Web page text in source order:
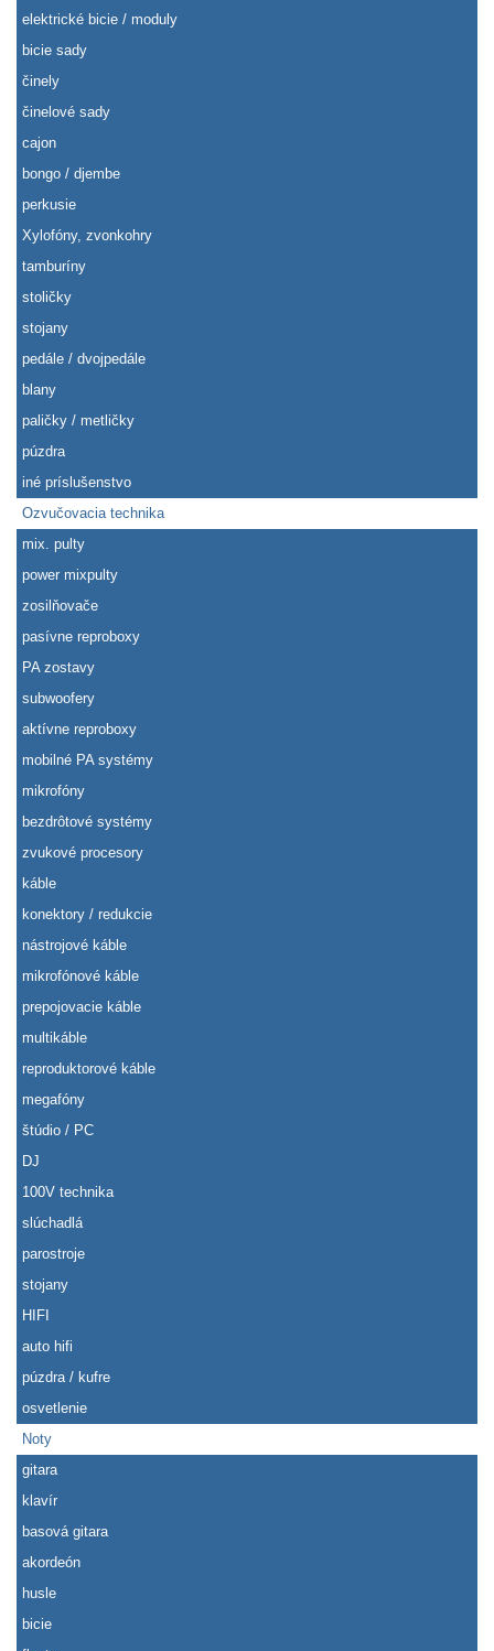
elektrické bicie / moduly
bicie sady
činely
činelové sady
cajon
bongo / djembe
perkusie
Xylofóny, zvonkohry
tamburíny
stoličky
stojany
pedále / dvojpedále
blany
paličky / metličky
púzdra
iné príslušenstvo
Ozvučovacia technika
mix. pulty
power mixpulty
zosilňovače
pasívne reproboxy
PA zostavy
subwoofery
aktívne reproboxy
mobilné PA systémy
mikrofóny
bezdrôtové systémy
zvukové procesory
káble
konektory / redukcie
nástrojové káble
mikrofónové káble
prepojovacie káble
multikáble
reproduktorové káble
megafóny
štúdio / PC
DJ
100V technika
slúchadlá
parostroje
stojany
HIFI
auto hifi
púzdra / kufre
osvetlenie
Noty
gitara
klavír
basová gitara
akordeón
husle
bicie